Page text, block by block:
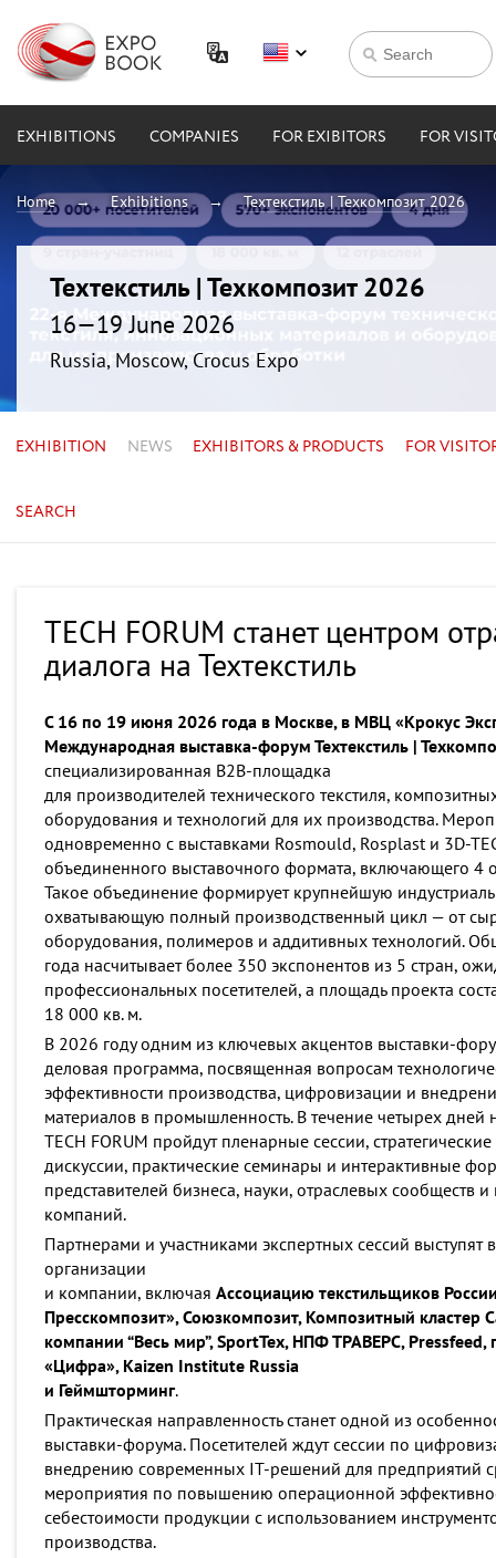
EXHIBITIONS COMPANIES FOR EXIBITORS FOR
Home Exhibitions Техтекстиль | Техкомпозит 2026
Техтекстиль | Техкомпозит 2026
16—19 June 2026
Russia, Moscow, Crocus Expo
EXHIBITION NEWS EXHIBITORS & PRODUCTS FOR
SEARCH
TECH FORUM станет центром
диалога на Техтекстиль
С 16 по 19 июня 2026 года в Москве, в МВЦ «Крокус
Международная выставка-форум Техтекстиль |
специализированная B2B-площадка
для производителей технического текстиля,
оборудования и технологий для их производства.
одновременно с выставками Rosmould, Rosplast и 3D-
объединенного выставочного формата, включающего 4
Такое объединение формирует крупнейшую
охватывающую полный производственный цикл — от
оборудования, полимеров и аддитивных технологий.
года насчитывает более 350 экспонентов из 5 стран,
профессиональных посетителей, а площадь проекта
18 000 кв. м.
В 2026 году одним из ключевых акцентов выставки-
деловая программа, посвященная вопросам
эффективности производства, цифровизации и
материалов в промышленность. В течение четырех
TECH FORUM пройдут пленарные сессии,
дискуссии, практические семинары и интерактивные
представителей бизнеса, науки, отраслевых сообществ
компаний.
Партнерами и участниками экспертных сессий выступят
организации
и компании, включая Ассоциацию текстильщиков
Пресскомпозит», Союзкомпозит, Композитный кластер
компании “Весь мир”, SportTex, НПФ ТРАВЕРС, Pressfeed,
«Цифра», Kaizen Institute Russia
и Геймшторминг.
Практическая направленность станет одной из
выставки-форума. Посетителей ждут сессии по
внедрению современных IT-решений для предприятий
мероприятия по повышению операционной
себестоимости продукции с использованием
производства.